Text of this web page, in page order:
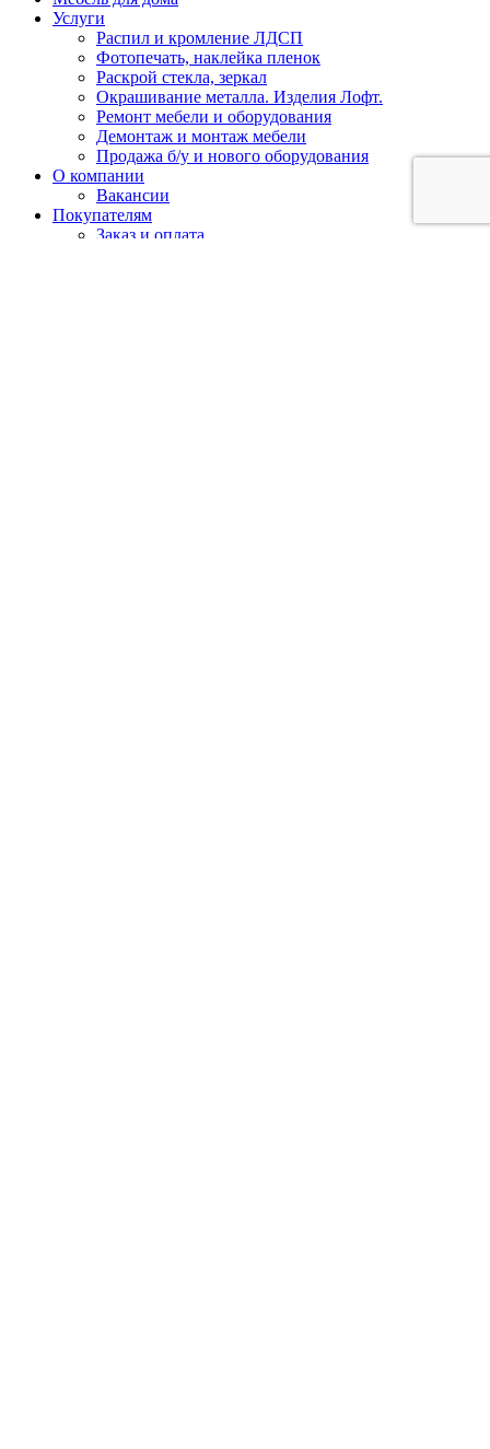
Услуги
Распил и кромление ЛДСП
Фотопечать, наклейка пленок
Раскрой стекла, зеркал
Окрашивание металла. Изделия Лофт.
Ремонт мебели и оборудования
Демонтаж и монтаж мебели
Продажа б/у и нового оборудования
О компании
Вакансии
Покупателям
Заказ и оплата